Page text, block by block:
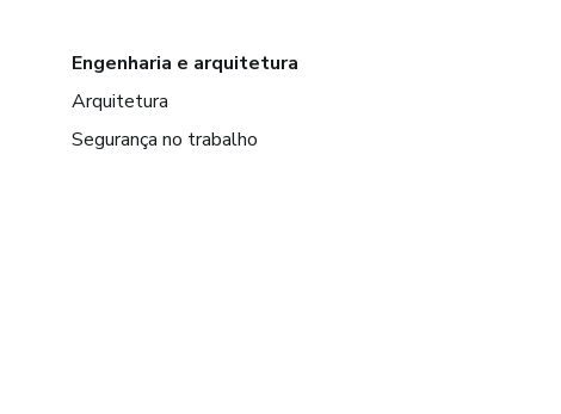
Engenharia e arquitetura
Arquitetura
Segurança no trabalho